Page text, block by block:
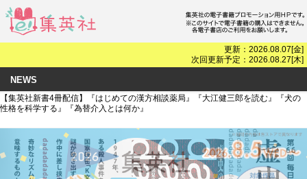
更新：2026.08.07[金]
次回更新予定：2026.08.27[木]
NEWS
【集英社新書4冊配信】『はじめての漢方相談薬局』『大江健三郎を読む』『犬の
性格を科学する』『為替介入とは何か』